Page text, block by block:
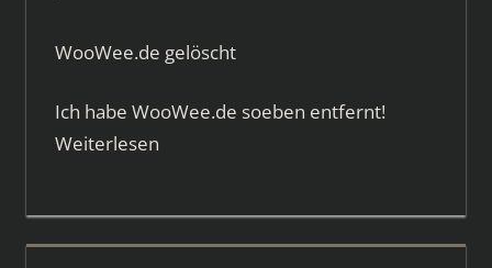
WooWee.de gelöscht
Ich habe WooWee.de soeben entfernt!
Weiterlesen